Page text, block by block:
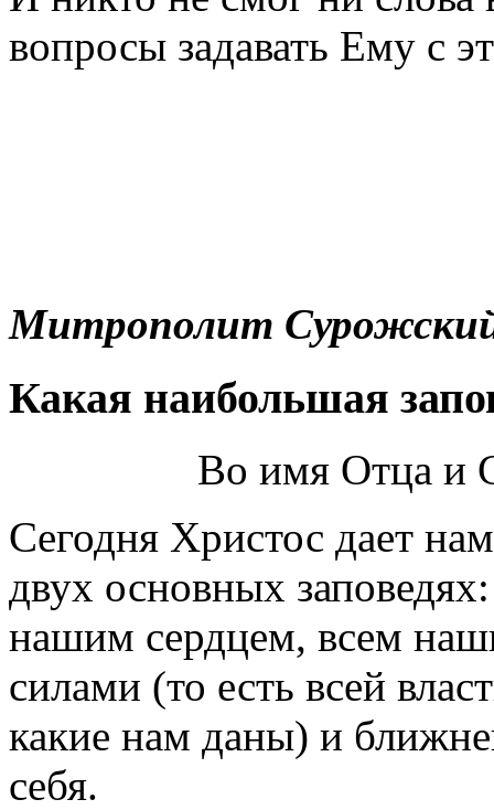
вопросы задавать Ему с
Митрополит
Какая наибольшая
Во имя Отца и
Сегодня Христос дает
двух основных
нашим сердцем, всем
силами (то есть всей
какие нам даны) и
себя.